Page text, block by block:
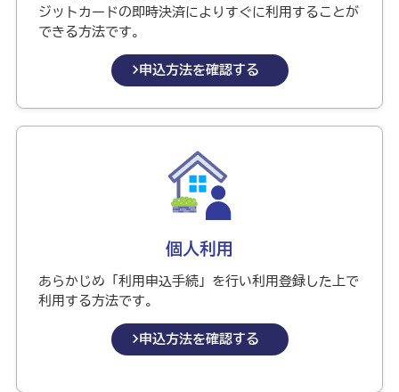
ジットカードの即時決済によりすぐに利用することが
できる方法です。
申込方法を確認する
個人利用
あらかじめ「利用申込手続」を行い利用登録した上で
利用する方法です。
申込方法を確認する